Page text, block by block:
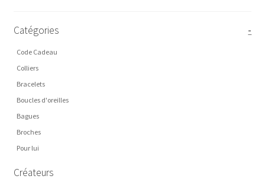
Catégories -
Code Cadeau
Colliers
Bracelets
Boucles d'oreilles
Bagues
Broches
Pour lui
Créateurs